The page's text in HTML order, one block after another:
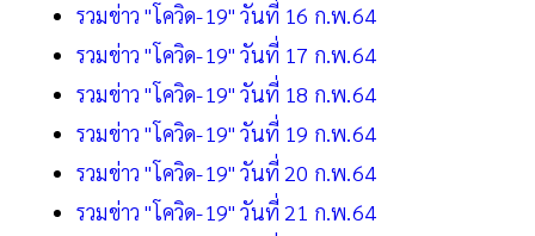
รวมข่าว "โควิด-19" วันที่ 16 ก.พ.64
รวมข่าว "โควิด-19" วันที่ 17 ก.พ.64
รวมข่าว "โควิด-19" วันที่ 18 ก.พ.64
รวมข่าว "โควิด-19" วันที่ 19 ก.พ.64
รวมข่าว "โควิด-19" วันที่ 20 ก.พ.64
รวมข่าว "โควิด-19" วันที่ 21 ก.พ.64